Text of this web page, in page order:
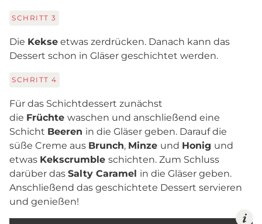
SCHRITT 3
Die Kekse etwas zerdrücken. Danach kann das
Dessert schon in Gläser geschichtet werden.
SCHRITT 4
Für das Schichtdessert zunächst
die Früchte waschen und anschließend eine
Schicht Beeren in die Gläser geben. Darauf die
süße Creme aus Brunch, Minze und Honig und
etwas Kekscrumble schichten. Zum Schluss
darüber das Salty Caramel in die Gläser geben.
Anschließend das geschichtete Dessert servieren
und genießen!